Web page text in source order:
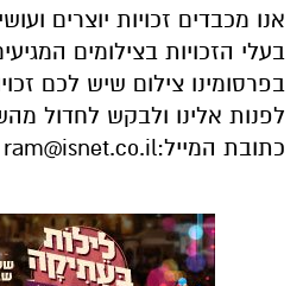
אנו מכבדים זכויות יוצרים
בעלי הזכויות בצילומים
בפרסומינו צילום שיש לכם
לפנות אלינו ולבקש לחדול
כתובת המייל:ram@isnet.co.il